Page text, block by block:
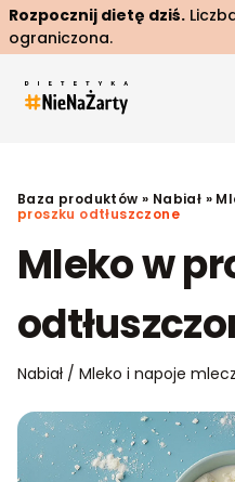
Rozpocznij dietę dziś.
ograniczona.
Baza produktów » Nabiał »
proszku odtłuszczone
Mleko w
Nabiał / Mleko i napoje